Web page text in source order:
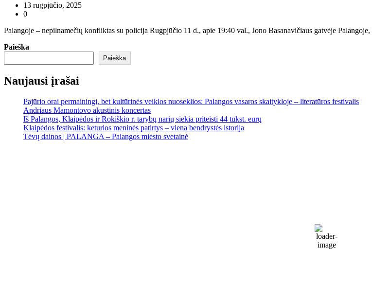
13 rugpjūčio, 2025
0
Palangoje – nepilnamečių konfliktas su policija Rugpjūčio 11 d., apie 19:40 val., Jono Basanavičiaus gatvėje
Paieška
Paieška
Naujausi įrašai
Pajūrio orai permainingi, bet kultūrinės veiklos nuoseklios: Palangos vasaros skaitykloje – literatūros festivalis
Andriaus Mamontovo akustinis koncertas
Iš Palangos, Klaipėdos ir Rokiškio r. tarybų narių siekia priteisti 44 tūkst. eurų
Klaipėdos festivalis: keturios meninės patirtys – viena bendrystės istorija
Tėvų dainos | PALANGA – Palangos miesto svetainė
Patchy rain nearby
67 %